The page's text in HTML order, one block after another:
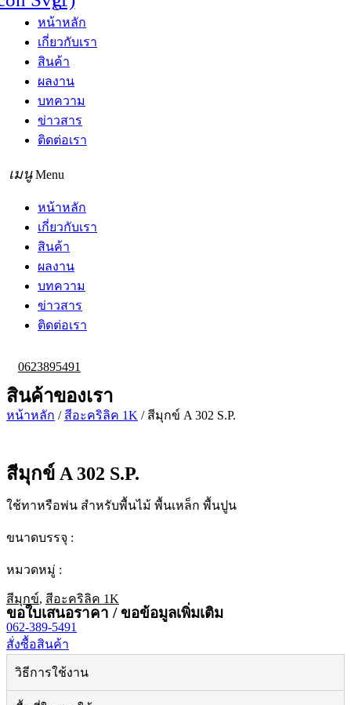
หน้าหลัก
เกี่ยวกับเรา
สินค้า
ผลงาน
บทความ
ข่าวสาร
ติดต่อเรา
Menu
หน้าหลัก
เกี่ยวกับเรา
สินค้า
ผลงาน
บทความ
ข่าวสาร
ติดต่อเรา
0623895491
สินค้าของเรา
หน้าหลัก / สีอะคริลิค 1K / สีมุกข์ A 302 S.P.
สีมุกข์ A 302 S.P.
ใช้ทาหรือพ่น สำหรับพื้นไม้ พื้นเหล็ก พื้นปูน
ขนาดบรรจุ :
หมวดหมู่ :
สีมุกข์, สีอะคริลิค 1K
ขอใบเสนอราคา / ขอข้อมูลเพิ่มเติม
062-389-5491
สั่งซื้อสินค้า
วิธีการใช้งาน